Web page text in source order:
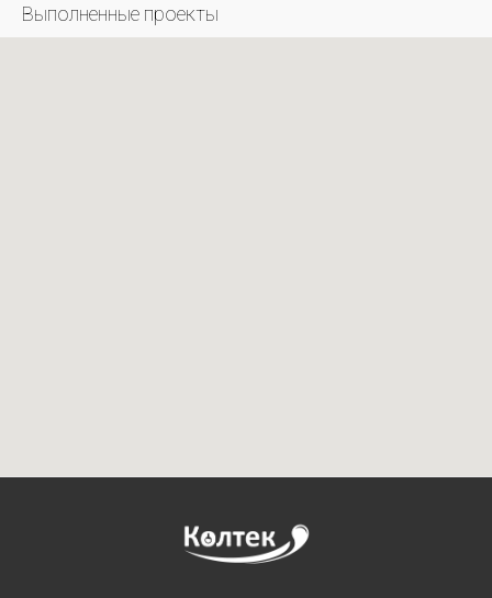
Выполненные проекты